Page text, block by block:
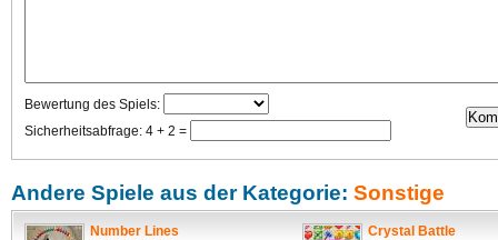
Bewertung des Spiels:
Sicherheitsabfrage: 4 + 2 =
Andere Spiele aus der Kategorie: Sonstige
Number Lines Crystal Battle